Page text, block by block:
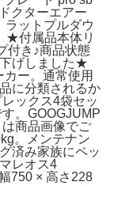
クターエアー
ラットプルダウ
★付属品本体リ
付き♪商品状態
げしました★
ー。通常使用
に分類されるか
ックス4袋セッ
。GOOGJUMP
商品画像でご
。メンテナン
済み家族にペッ
レオス4
750 × 高さ228